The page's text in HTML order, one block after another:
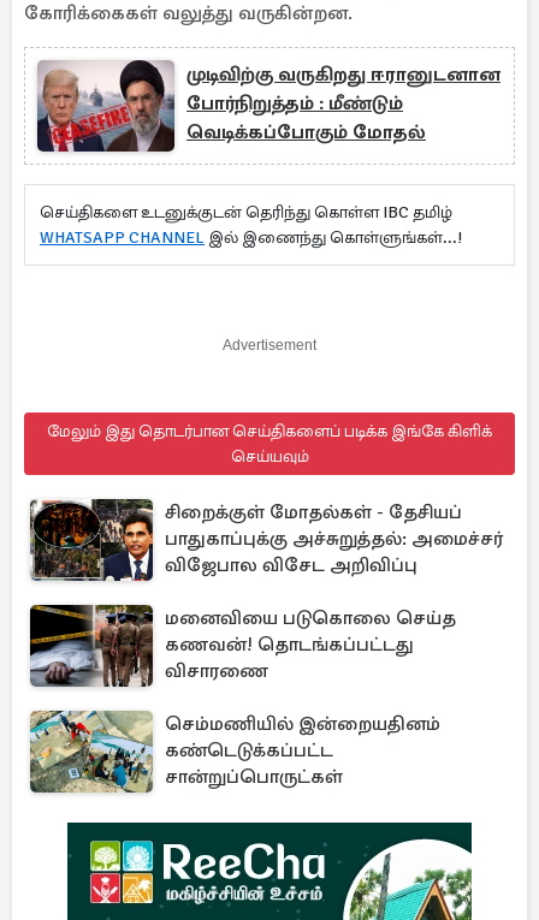
கோரிக்கைகள் வலுத்து வருகின்றன.
முடிவிற்கு வருகிறது ஈரானுடனான
போர்நிறுத்தம் : மீண்டும்
வெடிக்கப்போகும் மோதல்
செய்திகளை உடனுக்குடன் தெரிந்து கொள்ள IBC தமிழ்
WHATSAPP CHANNEL இல் இணைந்து கொள்ளுங்கள்...!
Advertisement
மேலும் இது தொடர்பான செய்திகளைப் படிக்க இங்கே கிளிக்
செய்யவும்
சிறைக்குள் மோதல்கள் - தேசியப்
பாதுகாப்புக்கு அச்சுறுத்தல்: அமைச்சர்
விஜேபால விசேட அறிவிப்பு
மனைவியை படுகொலை செய்த
கணவன்! தொடங்கப்பட்டது
விசாரணை
செம்மணியில் இன்றையதினம்
கண்டெடுக்கப்பட்ட
சான்றுப்பொருட்கள்